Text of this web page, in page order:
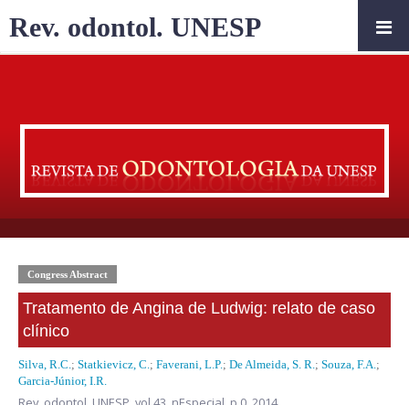
Congress Abstract
Tratamento de Angina de Ludwig: relato de caso
clínico
Silva, R.C.; Statkievicz, C.; Faverani, L.P.; De Almeida, S. R.; Souza, F.A.;
Garcia-Júnior, I.R.
Rev. odontol. UNESP